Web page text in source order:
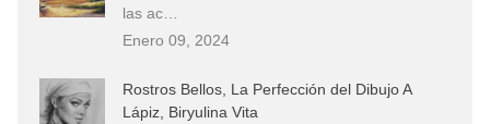
las ac…
Enero 09, 2024
Rostros Bellos, La Perfección del Dibujo A
Lápiz, Biryulina Vita